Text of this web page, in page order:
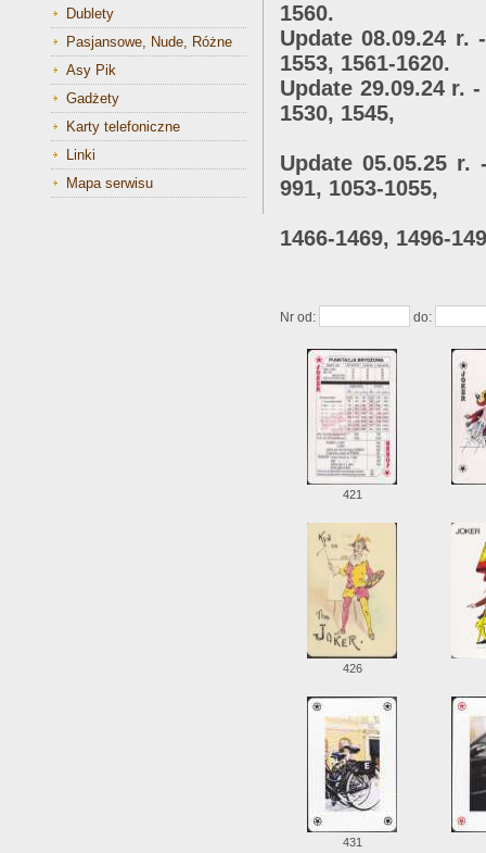
Dublety
Pasjansowe, Nude, Różne
Asy Pik
Gadżety
Karty telefoniczne
Linki
Mapa serwisu
1560.
Update 08.09.24 r.
1553, 1561-1620.
Update 29.09.24 r.
1530, 1545,
Update 05.05.25 r.
991, 1053-1055,
1466-1469, 1496-
Nr od: do:
421
426
431